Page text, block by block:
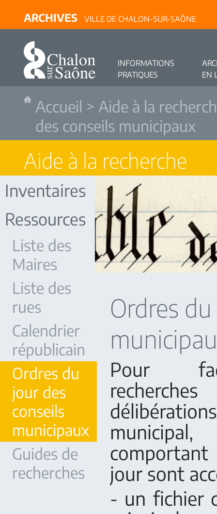
ARCHIVES VILLE DE CHALON-SUR-SAÔNE
INFORMATIONS
PRATIQUES
EN
Accueil > Aide à la
des conseils municipaux
Aide à la recherche
Inventaires
Ressources
Liste des
Maires
Liste des
rues
Calendrier
républicain
Ordres du
jour des
conseils
municipaux
Guides de
recherches
Ordres
Pour
jour sont
- un fichier